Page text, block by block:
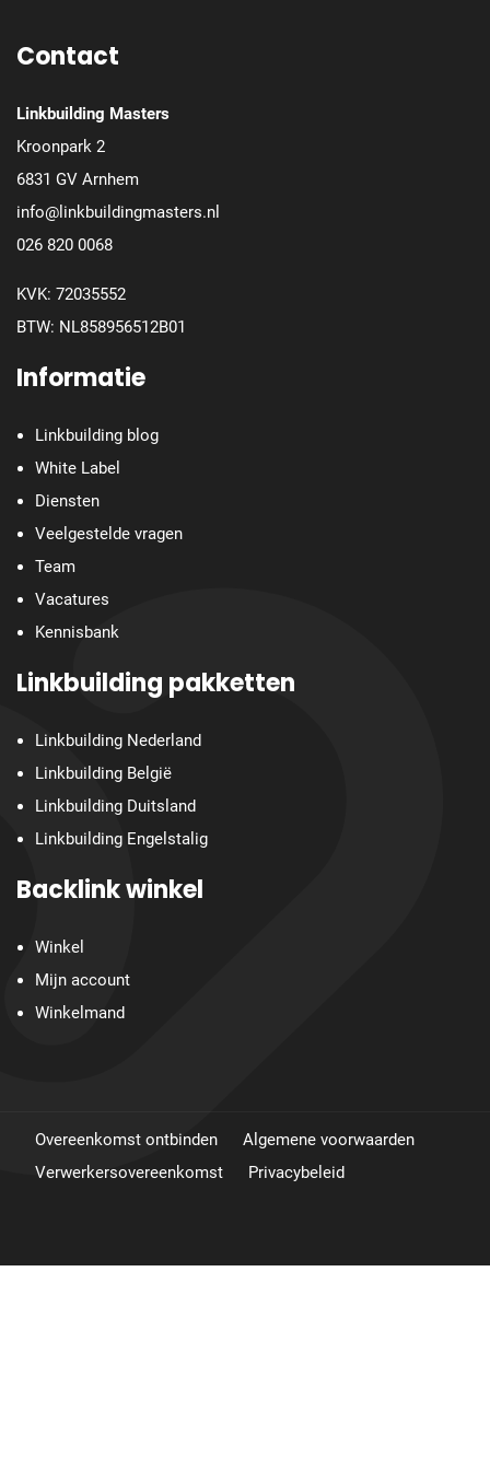
Contact
Linkbuilding Masters
Kroonpark 2
6831 GV Arnhem
info@linkbuildingmasters.nl
026 820 0068
KVK: 72035552
BTW: NL858956512B01
Informatie
Linkbuilding blog
White Label
Diensten
Veelgestelde vragen
Team
Vacatures
Kennisbank
Linkbuilding pakketten
Linkbuilding Nederland
Linkbuilding België
Linkbuilding Duitsland
Linkbuilding Engelstalig
Backlink winkel
Winkel
Mijn account
Winkelmand
Overeenkomst ontbinden
Algemene voorwaarden
Verwerkersovereenkomst
Privacybeleid